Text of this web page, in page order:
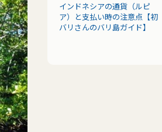
インドネシアの通貨（ルピ
ア）と支払い時の注意点【初
バリさんのバリ島ガイド】